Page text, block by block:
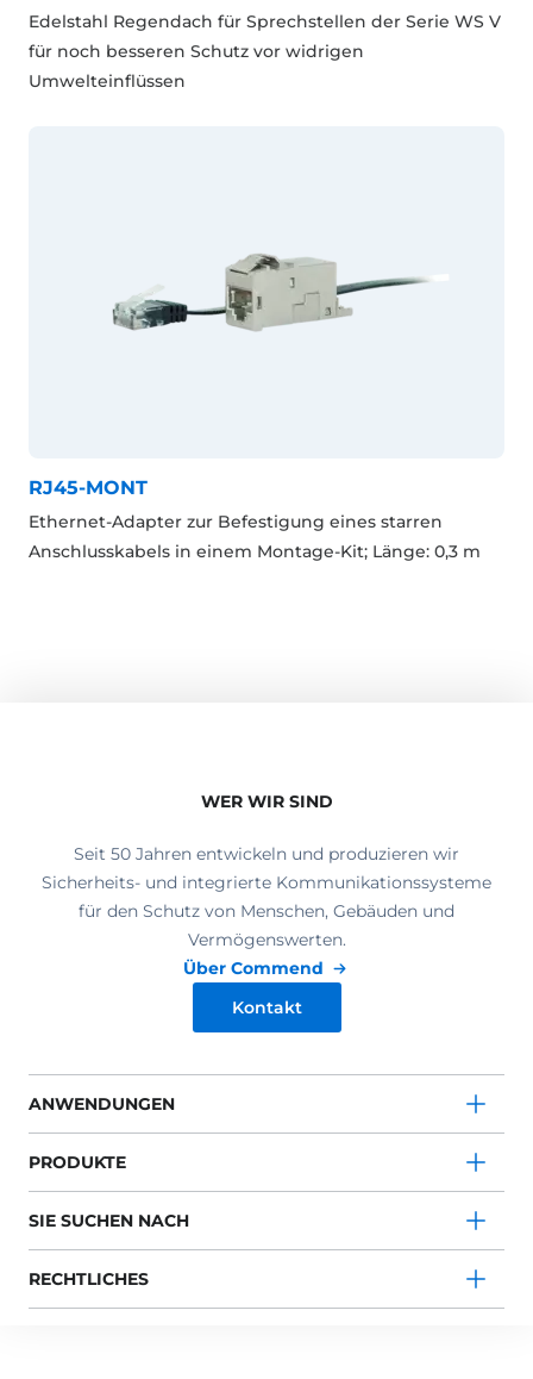
Edelstahl Regendach für Sprechstellen der Serie WS V
für noch besseren Schutz vor widrigen
Umwelteinflüssen
RJ45-MONT
Ethernet-Adapter zur Befestigung eines starren
Anschlusskabels in einem Montage-Kit; Länge: 0,3 m
WER WIR SIND
Seit 50 Jahren entwickeln und produzieren wir
Sicherheits- und integrierte Kommunikationssysteme
für den Schutz von Menschen, Gebäuden und
Vermögenswerten.
Über Commend
Kontakt
ANWENDUNGEN
PRODUKTE
SIE SUCHEN NACH
RECHTLICHES